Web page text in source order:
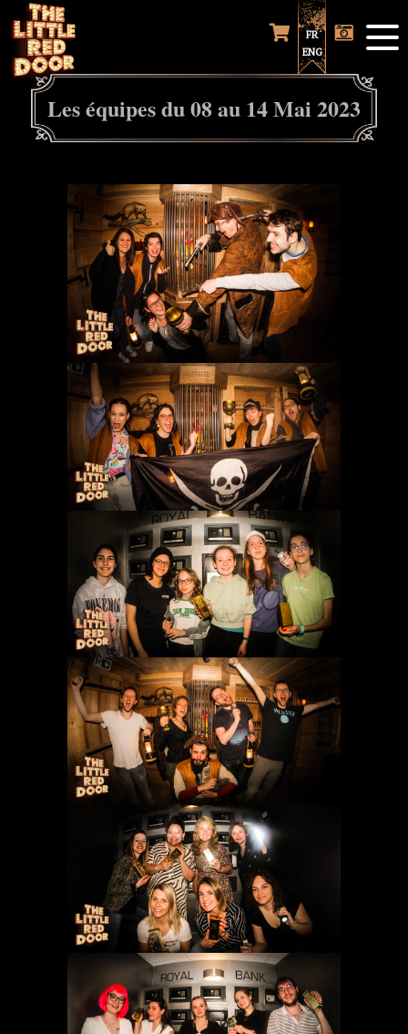
FR
ENG
Les équipes du 08 au 14 Mai 2023